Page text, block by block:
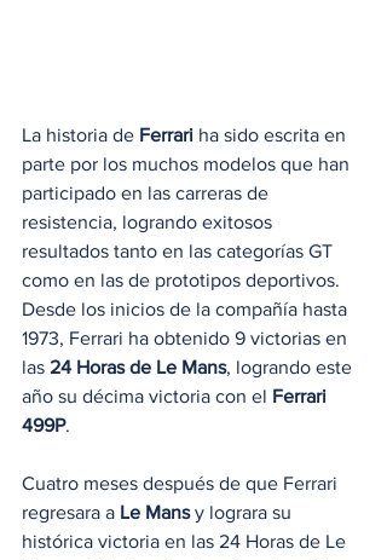
La historia de Ferrari ha sido escrita en
parte por los muchos modelos que han
participado en las carreras de
resistencia, logrando exitosos
resultados tanto en las categorías GT
como en las de prototipos deportivos.
Desde los inicios de la compañía hasta
1973, Ferrari ha obtenido 9 victorias en
las 24 Horas de Le Mans, logrando este
año su décima victoria con el Ferrari
499P.
Cuatro meses después de que Ferrari
regresara a Le Mans y lograra su
histórica victoria en las 24 Horas de Le